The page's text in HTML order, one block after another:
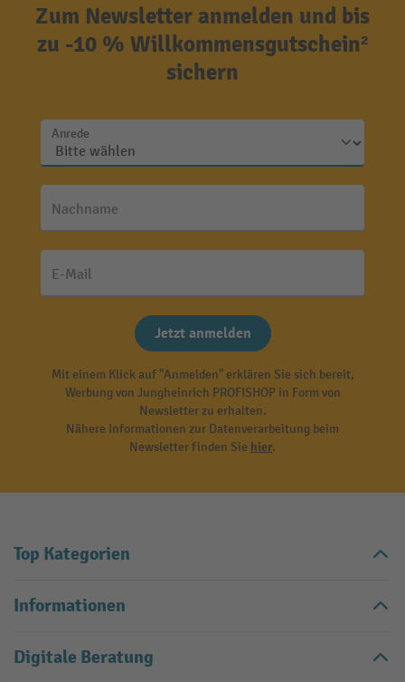
Zum Newsletter anmelden und bis
zu -10 % Willkommensgutschein²
sichern
Anrede
Nachname
E-Mail
Jetzt anmelden
Mit einem Klick auf "Anmelden" erklären Sie sich bereit,
Werbung von Jungheinrich PROFISHOP in Form von
Newsletter zu erhalten.
Nähere Informationen zur Datenverarbeitung beim
Newsletter finden Sie hier.
Top Kategorien
Informationen
Digitale Beratung